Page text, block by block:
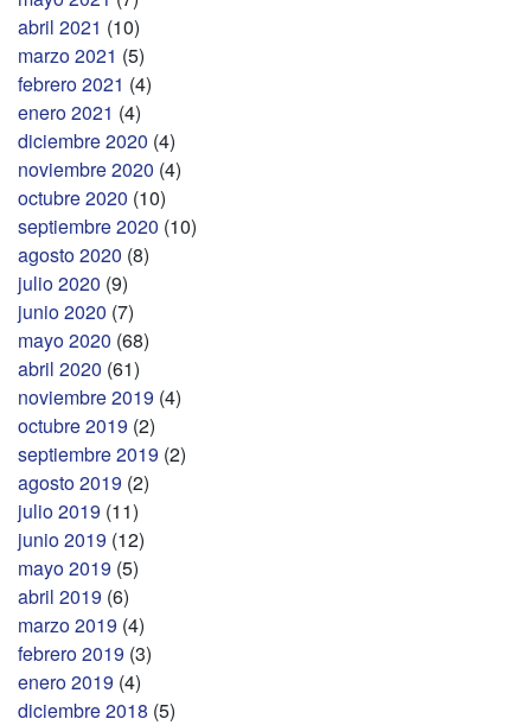
abril 2021 (10)
marzo 2021 (5)
febrero 2021 (4)
enero 2021 (4)
diciembre 2020 (4)
noviembre 2020 (4)
octubre 2020 (10)
septiembre 2020 (10)
agosto 2020 (8)
julio 2020 (9)
junio 2020 (7)
mayo 2020 (68)
abril 2020 (61)
noviembre 2019 (4)
octubre 2019 (2)
septiembre 2019 (2)
agosto 2019 (2)
julio 2019 (11)
junio 2019 (12)
mayo 2019 (5)
abril 2019 (6)
marzo 2019 (4)
febrero 2019 (3)
enero 2019 (4)
diciembre 2018 (5)